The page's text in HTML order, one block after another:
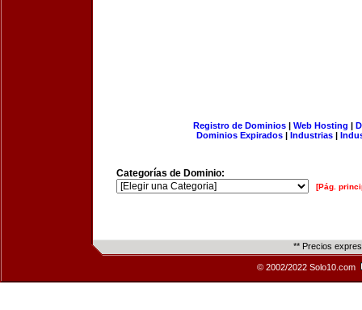
Registro de Dominios| Web Hosting |
Dominios Expirados | Industrias |
Categorías de Dominio:
[Pág.
** Precios
© 2002/2022 Solo10.com